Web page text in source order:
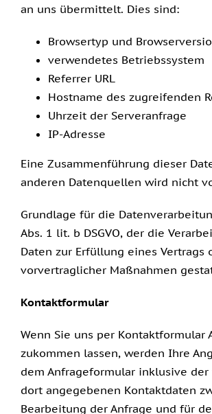
an uns übermittelt. Dies sind:
Browsertyp und
verwendetes Betriebssystem
Referrer URL
Hostname des zugreifenden
Uhrzeit der Serveranfrage
IP-Adresse
Eine Zusammenführung dieser
anderen Datenquellen wird nicht
Grundlage für die
Abs. 1 lit. b DSGVO, der die
Daten zur Erfüllung eines Vertrags
vorvertraglicher Maßnahmen
Kontaktformular
Wenn Sie uns per Kontaktformular
zukommen lassen, werden Ihre
dem Anfrageformular inklusive
dort angegebenen Kontaktdaten
Bearbeitung der Anfrage und für